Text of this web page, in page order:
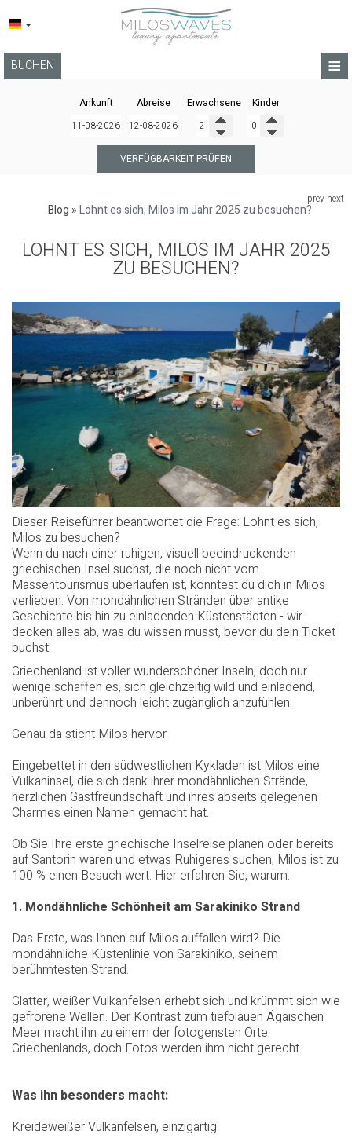
≡
BUCHEN
STARTSEITE
LAGE
APARTMENTS
BLOG
KONTAKT
Ankunft Abreise Erwachsene Kinder
VERFÜGBARKEIT PRÜFEN
Blog »Lohnt es sich, Milos im Jahr 2025 zu besuchen?
LOHNT ES SICH, MILOS IM JAHR 2025
ZU BESUCHEN?
prev next
Dieser Reiseführer beantwortet die Frage: Lohnt es sich,
Milos zu besuchen?
Wenn du nach einer ruhigen, visuell beeindruckenden
griechischen Insel suchst, die noch nicht vom
Massentourismus überlaufen ist, könntest du dich in Milos
verlieben. Von mondähnlichen Stränden über antike
Geschichte bis hin zu einladenden Küstenstädten - wir
decken alles ab, was du wissen musst, bevor du dein Ticket
buchst.
Griechenland ist voller wunderschöner Inseln, doch nur
wenige schaffen es, sich gleichzeitig wild und einladend,
unberührt und dennoch leicht zugänglich anzufühlen.
Genau da sticht Milos hervor.
Eingebettet in den südwestlichen Kykladen ist Milos eine
Vulkaninsel, die sich dank ihrer mondähnlichen Strände,
herzlichen Gastfreundschaft und ihres abseits gelegenen
Charmes einen Namen gemacht hat.
Ob Sie Ihre erste griechische Inselreise planen oder bereits
auf Santorin waren und etwas Ruhigeres suchen, Milos ist zu
100 % einen Besuch wert. Hier erfahren Sie, warum:
1. Mondähnliche Schönheit am Sarakiniko Strand
Das Erste, was Ihnen auf Milos auffallen wird? Die
mondähnliche Küstenlinie von Sarakiniko, seinem
berühmtesten Strand.
Glatter, weißer Vulkanfelsen erhebt sich und krümmt sich wie
gefrorene Wellen. Der Kontrast zum tiefblauen Ägäischen
Meer macht ihn zu einem der fotogensten Orte
Griechenlands, doch Fotos werden ihm nicht gerecht.
Was ihn besonders macht:
Kreideweißer Vulkanfelsen, einzigartig